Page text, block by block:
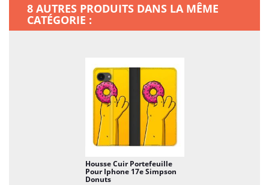
8 AUTRES PRODUITS DANS LA MÊME
CATÉGORIE :
Housse Cuir Portefeuille
Pour Iphone 17e Simpson
Donuts